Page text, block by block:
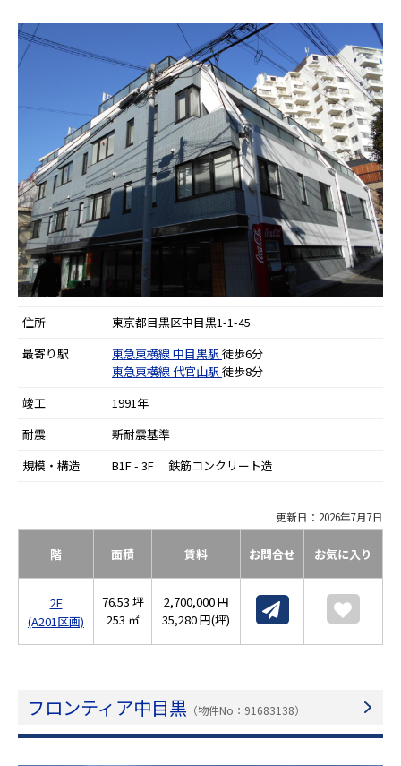
住所
東京都目黒区中目黒1-1-45
最寄り駅
東急東横線中目黒駅 徒歩6分
東急東横線代官山駅 徒歩8分
竣工
1991年
耐震
新耐震基準
規模・構造
B1F - 3F 鉄筋コンクリート造
更新日：2026年7月7日
階 面積 賃料 お問合せ お気に入り
2F
(A201区画)
76.53 坪
253 ㎡
2,700,000 円
35,280 円(坪)
フロンティア中目黒 （物件No：91683138）